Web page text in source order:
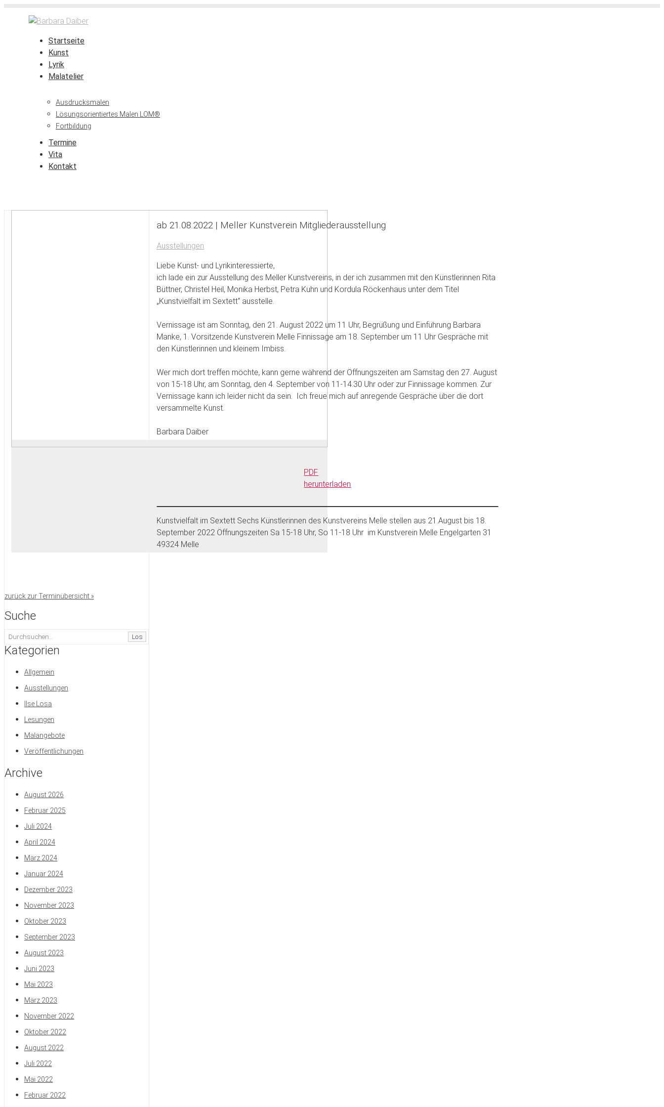
Startseite
Kunst
Lyrik
Malatelier
Ausdrucksmalen
Lösungsorientiertes Malen LOM®
Fortbildung
Termine
Vita
Kontakt
ab 21.08.2022 | Meller Kunstverein Mitgliederausstellung
Ausstellungen
Liebe Kunst- und Lyrikinteressierte,
ich lade ein zur Ausstellung des Meller Kunstvereins, in der ich zusammen mit den Künstlerinnen Rita
Büttner, Christel Heil, Monika Herbst, Petra Kuhn und Kordula Röckenhaus unter dem Titel
„Kunstvielfalt im Sextett“ ausstelle.
Vernissage ist am Sonntag, den 21. August 2022 um 11 Uhr, Begrüßung und Einführung Barbara
Manke, 1. Vorsitzende Kunstverein Melle Finnissage am 18. September um 11 Uhr Gespräche mit
den Künstlerinnen und kleinem Imbiss.
Wer mich dort treffen möchte, kann gerne während der Öffnungszeiten am Samstag den 27. August
von 15-18 Uhr, am Sonntag, den 4. September von 11-14.30 Uhr oder zur Finnissage kommen. Zur
Vernissage kann ich leider nicht da sein. Ich freue mich auf anregende Gespräche über die dort
versammelte Kunst.
Barbara Daiber
PDF
herunterladen
Kunstvielfalt im Sextett Sechs Künstlerinnen des Kunstvereins Melle stellen aus 21.August bis 18.
September 2022 Öffnungszeiten Sa 15-18 Uhr, So 11-18 Uhr im Kunstverein Melle Engelgarten 31
49324 Melle
zurück zur Terminübersicht »
Suche
Los
Kategorien
Allgemein
Ausstellungen
Ilse Losa
Lesungen
Malangebote
Veröffentlichungen
Archive
August 2026
Februar 2025
Juli 2024
April 2024
März 2024
Januar 2024
Dezember 2023
November 2023
Oktober 2023
September 2023
August 2023
Juni 2023
Mai 2023
März 2023
November 2022
Oktober 2022
August 2022
Juli 2022
Mai 2022
Februar 2022